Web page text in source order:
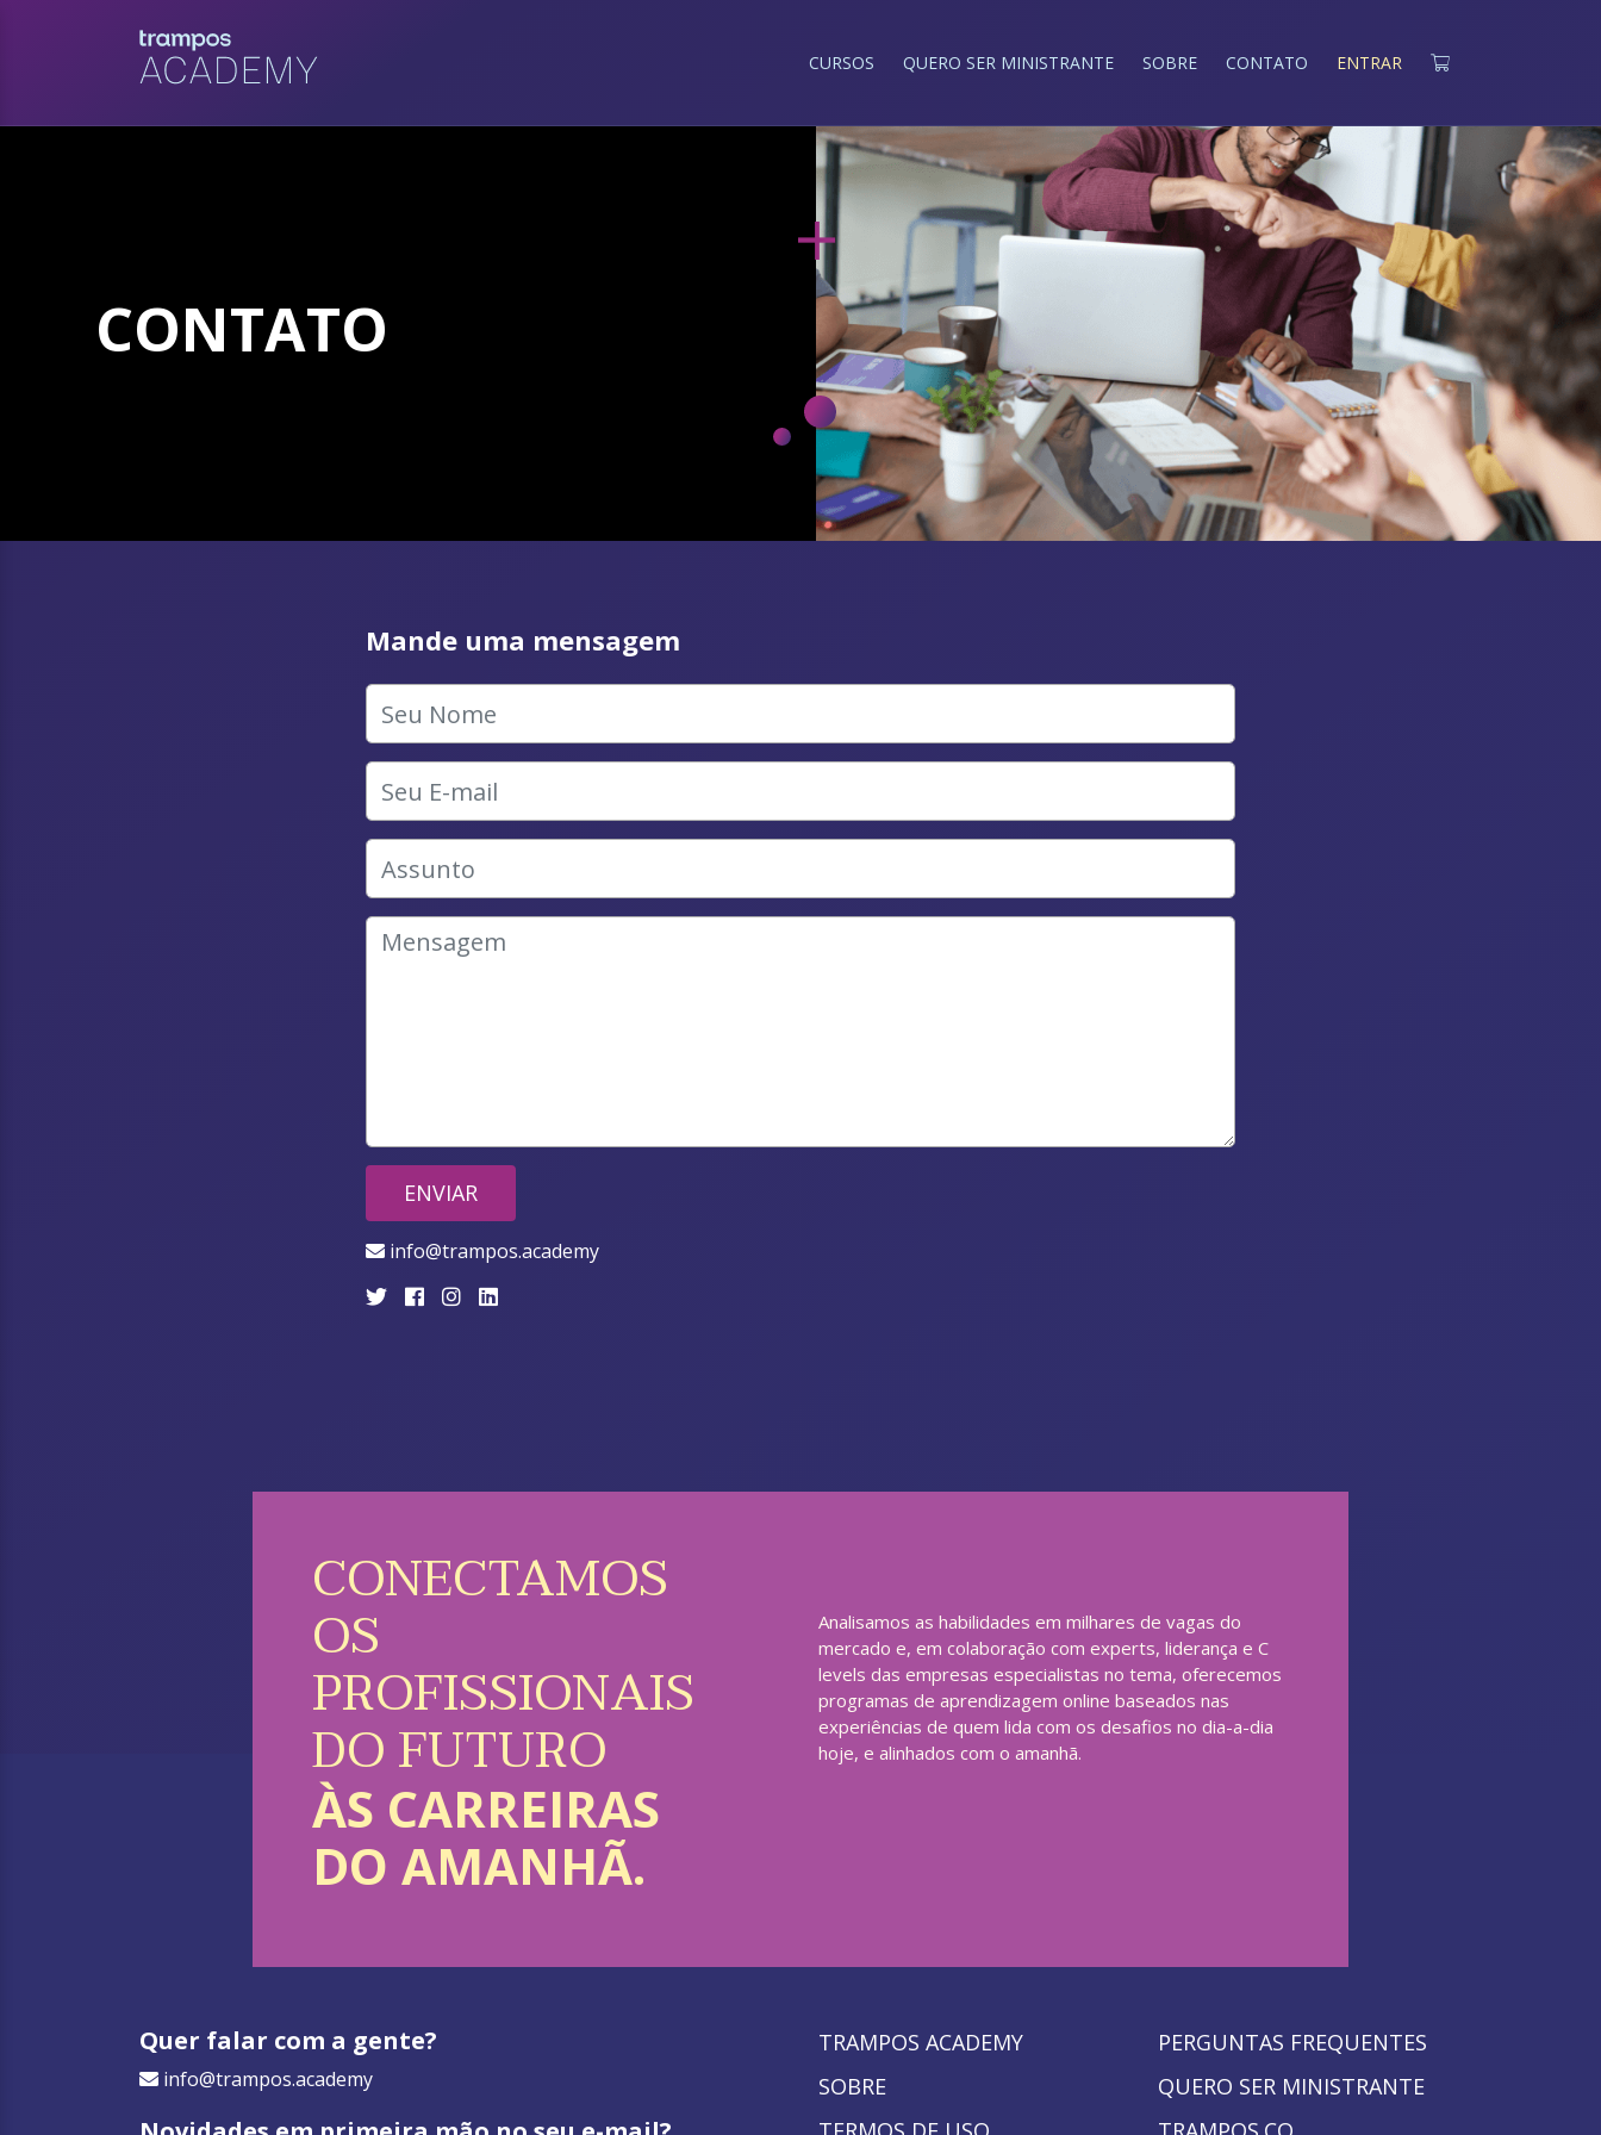
CURSOS QUERO SER MINISTRANTE SOBRE CONTATO ENTRAR
CONTATO
Mande uma mensagem
ENVIAR
info@trampos.academy
CONECTAMOS
OS
PROFISSIONAIS
DO FUTURO
ÀS CARREIRAS
DO AMANHÃ.
Analisamos as habilidades em milhares de vagas do
mercado e, em colaboração com experts, liderança e C
levels das empresas especialistas no tema, oferecemos
programas de aprendizagem online baseados nas
experiências de quem lida com os desafios no dia-a-dia
hoje, e alinhados com o amanhã.
Quer falar com a gente?
info@trampos.academy
TRAMPOS ACADEMY
SOBRE
PERGUNTAS FREQUENTES
QUERO SER MINISTRANTE